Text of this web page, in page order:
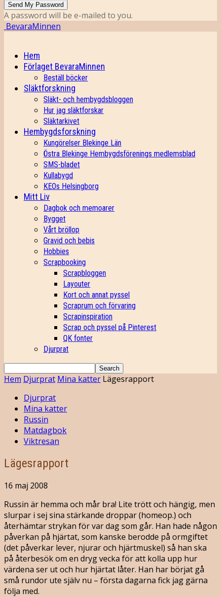
A password will be e-mailed to you.
BevaraMinnen
Hem
Förlaget BevaraMinnen
Beställ böcker
Släktforskning
Släkt- och hembygdsbloggen
Hur jag släktforskar
Släktarkivet
Hembygdsforskning
Kungörelser Blekinge Län
Östra Blekinge Hembygdsförenings medlemsblad
SMS-bladet
Kullabygd
KEOs Helsingborg
Mitt Liv
Dagbok och memoarer
Bygget
Vårt bröllop
Gravid och bebis
Hobbies
Scrapbooking
Scrapbloggen
Layouter
Kort och annat pyssel
Scraprum och förvaring
Scrapinspiration
Scrap och pyssel på Pinterest
QK fonter
Djurprat
Hem Djurprat Mina katter Lägesrapport
Djurprat
Mina katter
Russin
Matdagbok
Viktresan
Lägesrapport
16 maj 2008
Russin är hemma och mår bra! Lite trött och hängig, men
slurpar i sej sina stärkande droppar (homeop.) och
återhämtar strykan för var dag som går. Han hade någon
påverkan på hjärtat, som kanske berodde på ormgiftet
(det påverkar lever, njurar och hjärtmuskel) så han ska
på återbesök om en dryg vecka för att kolla upp hur
värdena ser ut och hur hjärtat låter. Han har börjat gå
små rundor ute själv nu – första dagarna fick jag gärna
följa med.